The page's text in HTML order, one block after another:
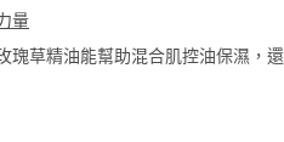
量
瑰草精油能幫助混合肌控油保濕，還